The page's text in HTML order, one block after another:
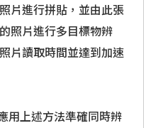
片進行拼貼，並由此張
照片進行多目標物辨
片讀取時間並達到加速
用上述方法準確同時辨